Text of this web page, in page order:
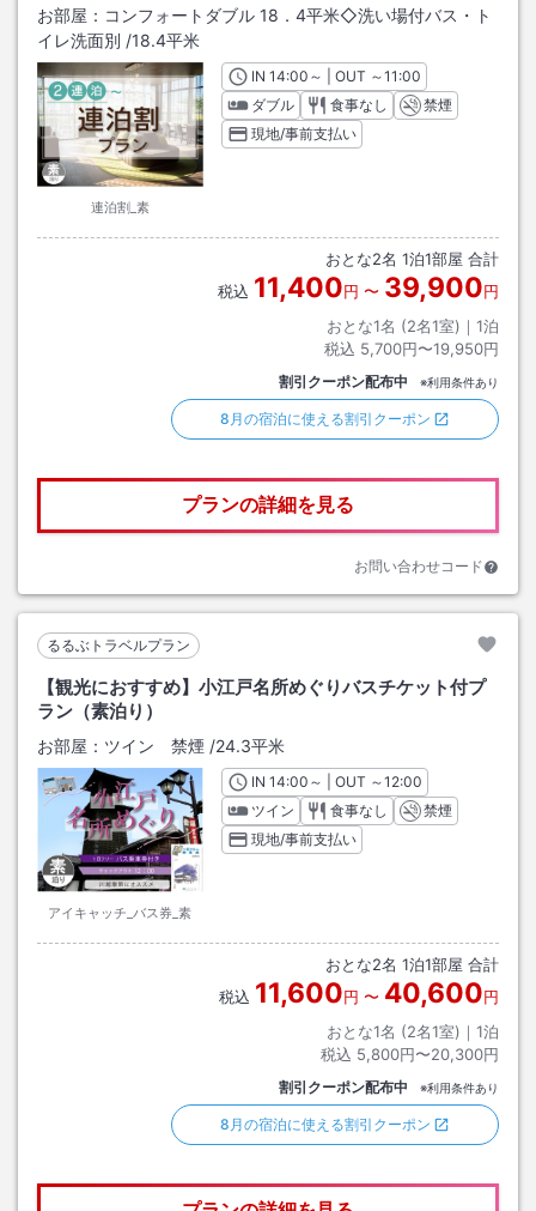
お部屋： コンフォートダブル 18．4平米◇洗い場付バス・ト
イレ洗面別 /18.4平米
連泊割_素
INチェックイン
14:00 ～ | OUT チェックアウト
～11:00
ダブル
食事なし
禁煙
現地/事前支払い
おとな2名 1泊1部屋 合計
税込 11,400円 〜 39,900円
おとな1名 (2名1室)｜ 1泊
税込 5,700円〜19,950円
割引クーポン配布中 ※利用条件あり
8月の宿泊に使える割引クーポン
プランの詳細を見る
お問い合わせコード
るるぶトラベルプラン
【観光におすすめ】小江戸名所めぐりバスチケット付プ
ラン（素泊り）
お部屋： ツイン 禁煙 /24.3平米
アイキャッチ_バス券_素
INチェックイン
14:00 ～ | OUT チェックアウト
～12:00
ツイン
食事なし
禁煙
現地/事前支払い
おとな2名 1泊1部屋 合計
税込 11,600円 〜 40,600円
おとな1名 (2名1室)｜ 1泊
税込 5,800円〜20,300円
割引クーポン配布中 ※利用条件あり
8月の宿泊に使える割引クーポン